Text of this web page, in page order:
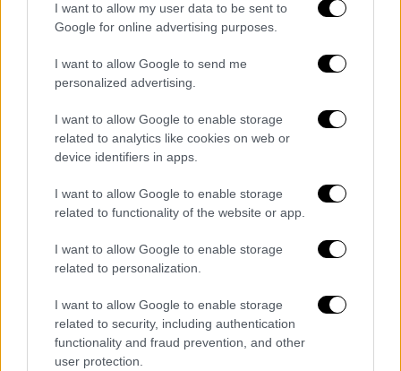
I want to allow my user data to be sent to
Google for online advertising purposes.
I want to allow Google to send me
personalized advertising.
I want to allow Google to enable storage
related to analytics like cookies on web or
device identifiers in apps.
I want to allow Google to enable storage
related to functionality of the website or app.
I want to allow Google to enable storage
related to personalization.
I want to allow Google to enable storage
related to security, including authentication
functionality and fraud prevention, and other
user protection.
Our Network|24.10.2023 18:00
Είχε το βλέμμα της «μέγαιρας»: Η
Μελίνα της έριξε 4 ξεγυρισμένα
χαστούκια και πρήστηκε το πρόσωπό
Η Μελίνα της έριξε 4 ξεγυρισμένα